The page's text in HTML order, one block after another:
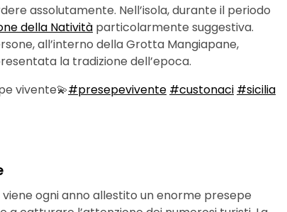
assolutamente. Nell’isola, durante il periodo
della Natività particolarmente suggestiva.
all’interno della Grotta Mangiapane,
la tradizione dell’epoca.
vivente💫#presepevivente #custonaci #sicilia
ogni anno allestito un enorme presepe